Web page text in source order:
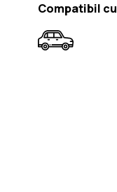
Compatibil cu